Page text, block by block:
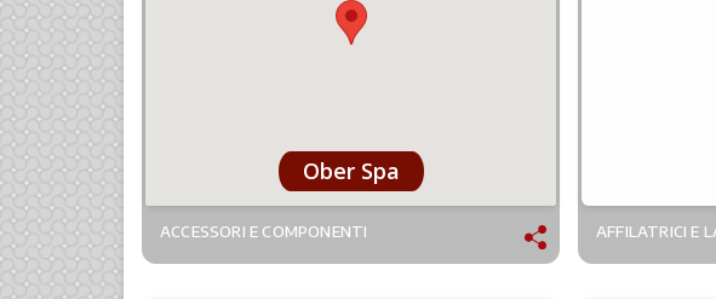
Ober Spa
ACCESSORI E COMPONENTI AFFILATRICI E